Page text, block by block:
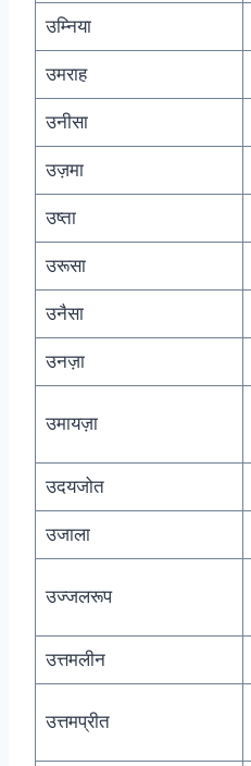
उम्निया
उमराह
उनीसा
उज़मा
उष्ता
उरूसा
उनैसा
उनज़ा
उमायज़ा
उदयजोत
उजाला
उज्जलरूप
उत्तमलीन
उत्तमप्रीत